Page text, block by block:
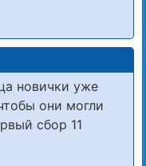
новички уже
они могли
сбор 11